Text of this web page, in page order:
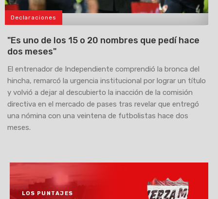
Declaraciones
"Es uno de los 15 o 20 nombres que pedí hace
dos meses"
El entrenador de Independiente comprendió la bronca del
hincha, remarcó la urgencia institucional por lograr un título
y volvió a dejar al descubierto la inacción de la comisión
directiva en el mercado de pases tras revelar que entregó
una nómina con una veintena de futbolistas hace dos
meses.
LOS PUNTAJES